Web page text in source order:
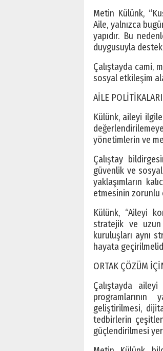
Metin Külünk,
Aile, yalnızca
yapıdır. Bu
duygusuyla
Çalıştayda cami,
sosyal etkileşim
AİLE
Külünk, aileyi
yönetimlerin ve
Çalıştay
güvenlik ve
yaklaşımların
etmesinin zorunlu
Külünk, “Aileyi
stratejik ve
kuruluşları aynı
hayata
ORTAK ÇÖZÜM
Çalıştayda
programlarının
geliştirilmesi,
tedbirlerin
güçlendirilmesi yer